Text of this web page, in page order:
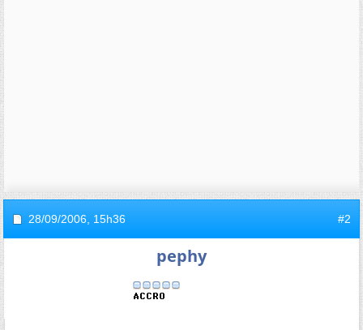
28/09/2006, 15h36 #2
pephy